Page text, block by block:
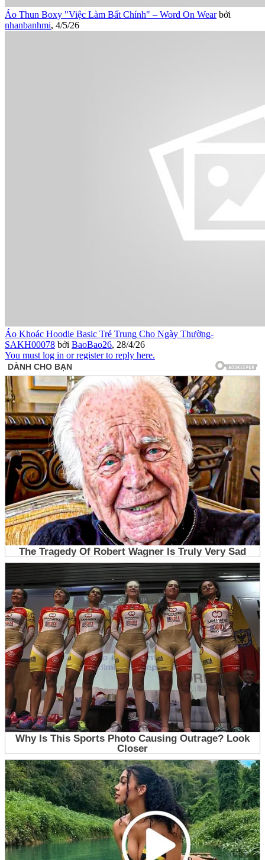
Áo Thun Boxy "Việc Làm Bất Chính" – Word On Wear bởi
nhanbanhmi, 4/5/26
Áo Khoác Hoodie Basic Trẻ Trung Cho Ngày Thường-
SAKH00078 bởi BaoBao26, 28/4/26
You must log in or register to reply here.